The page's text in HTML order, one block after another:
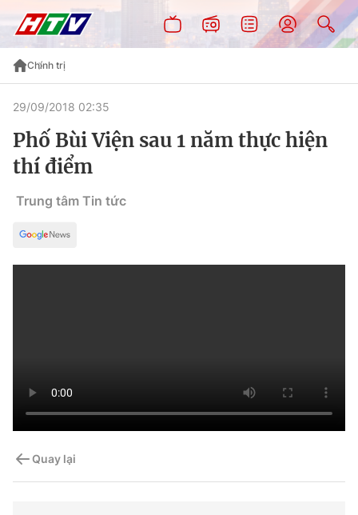
Chính trị
29/09/2018 02:35
Phố Bùi Viện sau 1 năm thực hiện
thí điểm
Trung tâm Tin tức
Quay lại